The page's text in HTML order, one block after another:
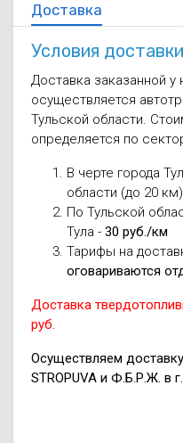
Доставка
Условия доставки
Доставка заказанной у
осуществляется
Тульской области.
определяется по
В черте города
области (до 20
По Тульской
Тула - 30 руб./км
Тарифы на
оговариваются
Доставка
руб.
Осуществляем
STROPUVA и Ф.Б.Р.Ж. в